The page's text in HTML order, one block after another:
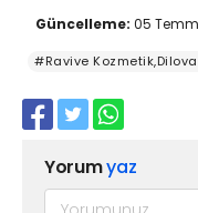
Güncelleme: 05
#Ravive
Yorumyaz